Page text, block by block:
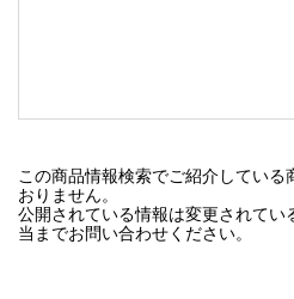
この商品情報検索でご紹介してい
おりません。
公開されている情報は変更されてい
当までお問い合わせください。